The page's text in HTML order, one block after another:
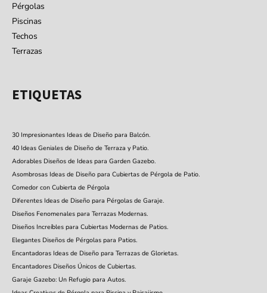
Pérgolas
Piscinas
Techos
Terrazas
ETIQUETAS
30 Impresionantes Ideas de Diseño para Balcón.
40 Ideas Geniales de Diseño de Terraza y Patio.
Adorables Diseños de Ideas para Garden Gazebo.
Asombrosas Ideas de Diseño para Cubiertas de Pérgola de Patio.
Comedor con Cubierta de Pérgola
Diferentes Ideas de Diseño para Pérgolas de Garaje.
Diseños Fenomenales para Terrazas Modernas.
Diseños Increíbles para Cubiertas Modernas de Patios.
Elegantes Diseños de Pérgolas para Patios.
Encantadoras Ideas de Diseño para Terrazas de Glorietas.
Encantadores Diseños Únicos de Cubiertas.
Garaje Gazebo: Un Refugio para Autos.